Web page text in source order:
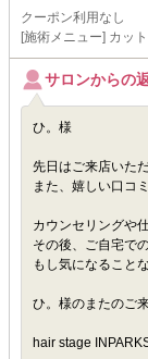
クーポン利用なし
[施術メニュー] カッ
サロンからの
ひ。様
先日はご来店いた
また、嬉しい口コ
カウンセリングや
その後、ご自宅で
もし気になること
ひ。様のまたのご
hair stage